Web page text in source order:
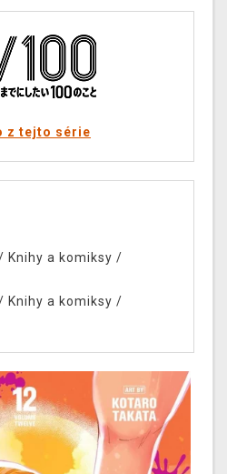
z tejto série
Knihy a komiksy /
Knihy a komiksy /